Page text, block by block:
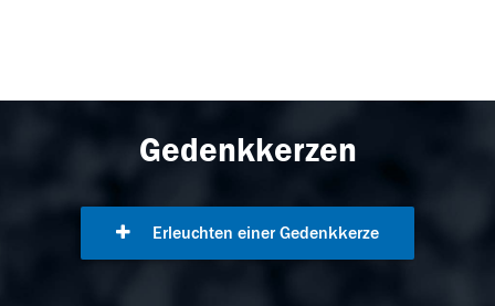
Gedenkkerzen
Erleuchten einer Gedenkkerze